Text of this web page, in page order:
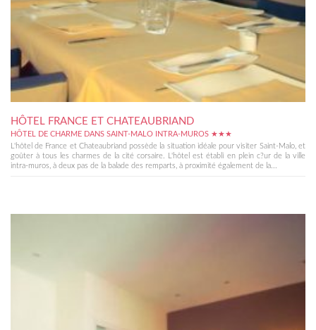
HÔTEL FRANCE ET CHATEAUBRIAND
HÔTEL DE CHARME DANS SAINT-MALO INTRA-MUROS ★★★
L'hôtel de France et Chateaubriand possède la situation idéale pour visiter Saint-Malo, et
goûter à tous les charmes de la cité corsaire. L'hôtel est établi en plein c?ur de la ville
intra-muros, à deux pas de la balade des remparts, à proximité également de la...